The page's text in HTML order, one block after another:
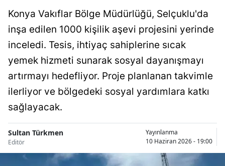
Artvin
Aydın
Balıkesir
Bilecik
Bitlis
Bolu
Konya Vakıflar Bölge Müdürlüğü, Selçuklu'da
inşa edilen 1000 kişilik aşevi projesini yerinde
inceledi. Tesis, ihtiyaç sahiplerine sıcak
yemek hizmeti sunarak sosyal dayanışmayı
artırmayı hedefliyor. Proje planlanan takvimle
ilerliyor ve bölgedeki sosyal yardımlara katkı
sağlayacak.
Sultan Türkmen
Editör
Yayınlanma
10 Haziran 2026 - 19:00